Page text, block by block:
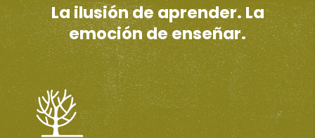
La ilusión de aprender. La
emoción de enseñar.